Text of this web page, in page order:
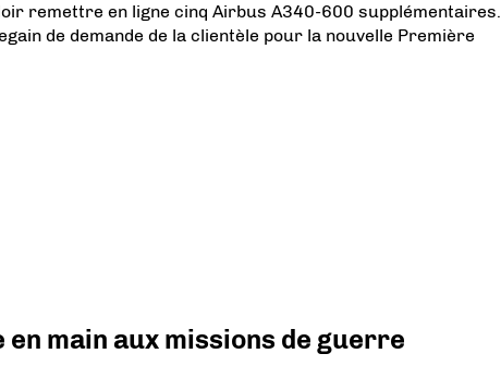
remettre en ligne cinq Airbus A340-600 supplémentaires.
de demande de la clientèle pour la nouvelle Première
en main aux missions de guerre